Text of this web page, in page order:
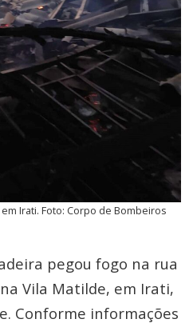
Irati. Foto: Corpo de Bombeiros
pegou fogo na rua
Vila Matilde, em Irati,
Conforme informações